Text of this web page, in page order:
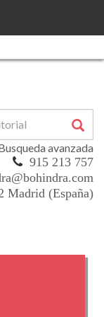
nuestros
avanzada
915 213 757
Madrid (España)